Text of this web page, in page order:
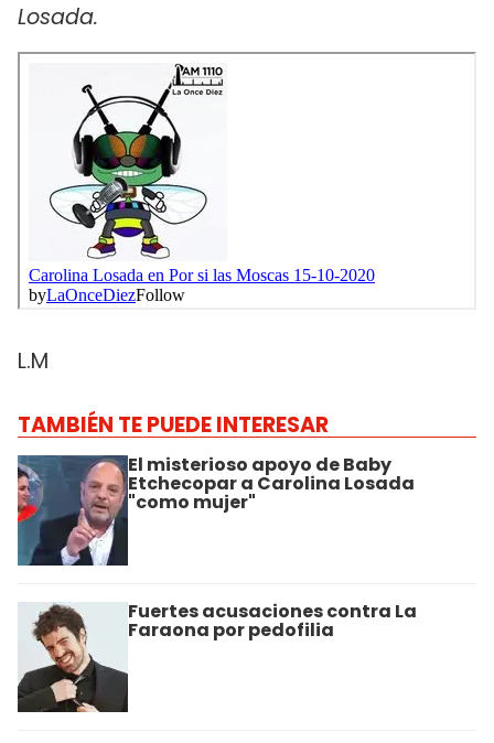
Losada.
L.M
TAMBIÉN TE PUEDE INTERESAR
El misterioso apoyo de Baby
Etchecopar a Carolina Losada
"como mujer"
Fuertes acusaciones contra La
Faraona por pedofilia